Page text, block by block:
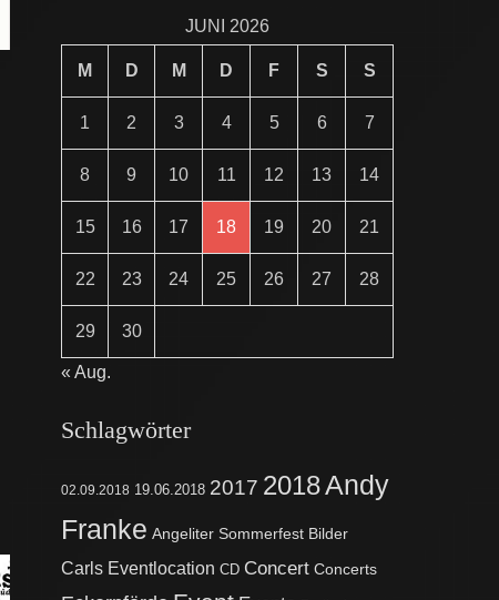
JUNI 2026
M D M D F S S
1 2 3 4 5 6 7
8 9 10 11 12 13 14
15 16 17 18 19 20 21
22 23 24 25 26 27 28
29 30
« Aug.
Schlagwörter
02.09.2018 19.06.2018 2017 2018Andy
Franke Angeliter Sommerfest Bilder
Carls Eventlocation CD Concert Concerts